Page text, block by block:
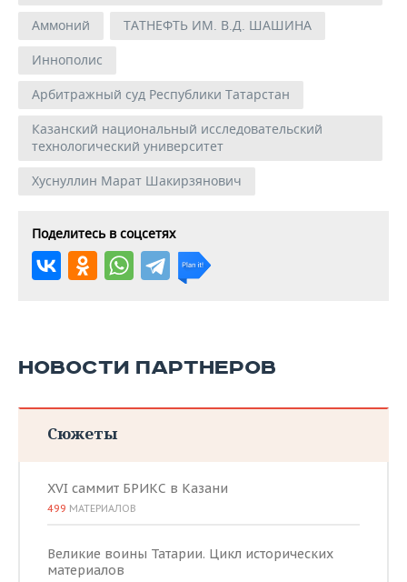
Аммоний
ТАТНЕФТЬ ИМ. В.Д. ШАШИНА
Иннополис
Арбитражный суд Республики Татарстан
Казанский национальный исследовательский
технологический университет
Хуснуллин Марат Шакирзянович
Поделитесь в соцсетях
НОВОСТИ ПАРТНЕРОВ
Сюжеты
XVI саммит БРИКС в Казани
499 МАТЕРИАЛОВ
Великие воины Татарии. Цикл исторических
материалов